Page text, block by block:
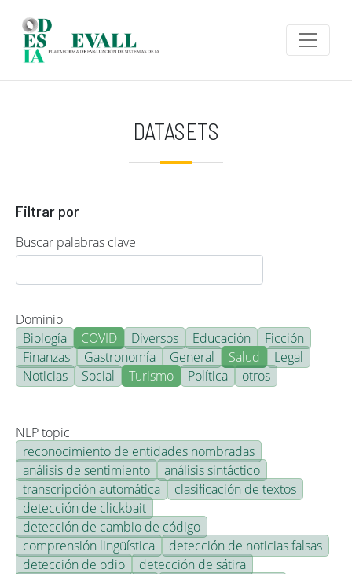
DATASETS
Filtrar por
Buscar palabras clave
Dominio
Biología
COVID Diversos Educación
Ficción
Finanzas
Gastronomía General Salud
Legal
Noticias
Social Turismo Política otros
NLP topic
reconocimiento de entidades nombradas
análisis de sentimiento
análisis sintáctico
transcripción automática
clasificación de textos
detección de clickbait
detección de cambio de código
comprensión lingüística
detección de noticias falsas
detección de odio
detección de sátira